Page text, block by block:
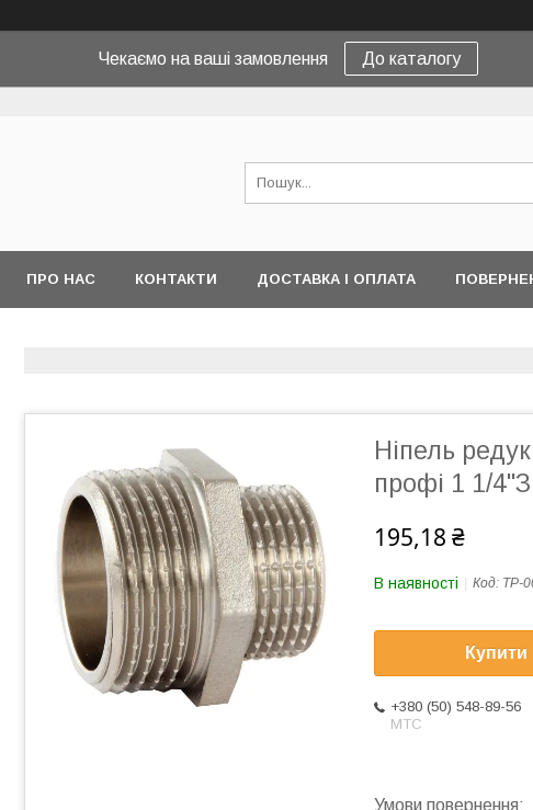
Чекаємо на ваші замовлення До каталогу
ПРО НАС КОНТАКТИ ДОСТАВКА І ОПЛАТА
Ніпель
профі 1 1/
195,18 ₴
В наявності Код: ТР-
Купити
+380 (50) 548-89-56
МТС